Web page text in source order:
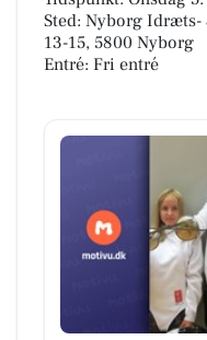
Sted: Nyborg
13-15, 5800 Nyborg
Entré: Fri entré